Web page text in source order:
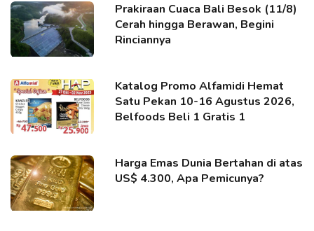
Prakiraan Cuaca Bali Besok (11/8)
Cerah hingga Berawan, Begini
Rinciannya
Katalog Promo Alfamidi Hemat
Satu Pekan 10-16 Agustus 2026,
Belfoods Beli 1 Gratis 1
Harga Emas Dunia Bertahan di atas
US$ 4.300, Apa Pemicunya?